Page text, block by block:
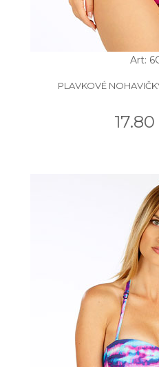
Art:
PLAVKOVÉ